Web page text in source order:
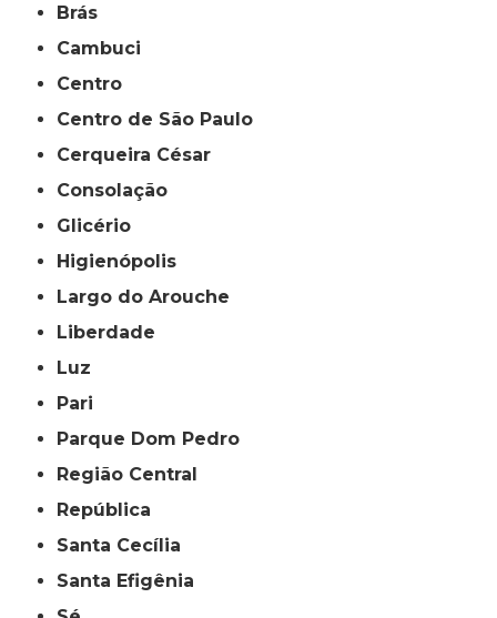
Brás
Cambuci
Centro
Centro de São Paulo
Cerqueira César
Consolação
Glicério
Higienópolis
Largo do Arouche
Liberdade
Luz
Pari
Parque Dom Pedro
Região Central
República
Santa Cecília
Santa Efigênia